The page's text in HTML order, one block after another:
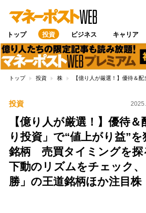
トップ 投資 ビジネス キャリア
トップ 投資 株 【億り人が厳選！】優待＆
投資
【億り人が厳選！】優待＆
り投資」で“値上がり益”
銘柄 売買タイミングを探
下動のリズムをチェック
勝」の王道銘柄ほか注目株